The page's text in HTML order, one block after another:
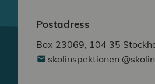
Postadress
Box 23069, 104 35
skolinspektionen